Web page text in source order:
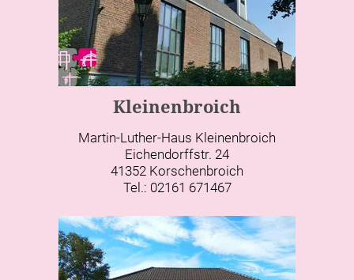
Kleinenbroich
Martin-Luther-Haus Kleinenbroich
Eichendorffstr. 24
41352 Korschenbroich
Tel.: 02161 671467